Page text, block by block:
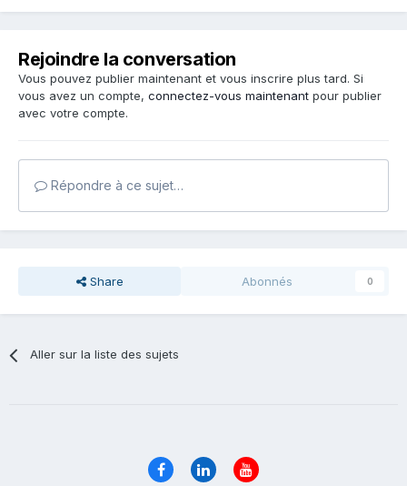
Rejoindre la conversation
Vous pouvez publier maintenant et vous inscrire plus tard. Si
vous avez un compte, connectez-vous maintenant pour publier
avec votre compte.
Répondre à ce sujet…
Share Abonnés 0
Aller sur la liste des sujets